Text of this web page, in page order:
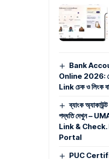
Bank
Online 2026:
Link চেক ও লিংক বা
ব্যাংক
পদ্ধতি দেখুন –
Link & Check.
Portal
PUC